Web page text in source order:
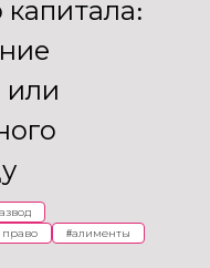
или
право #алименты